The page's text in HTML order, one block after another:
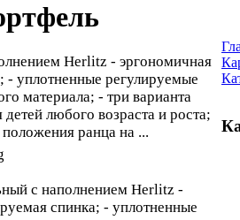
Herlitz - эргономичная
- уплотненные регулируемые
материала; - три варианта
любого возраста и роста;
ранца на ...
с наполнением Herlitz -
спинка; - уплотненные